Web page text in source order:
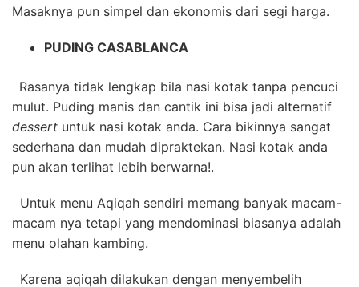
Masaknya pun simpel dan ekonomis dari segi harga.
PUDING CASABLANCA
Rasanya tidak lengkap bila nasi kotak tanpa pencuci
mulut. Puding manis dan cantik ini bisa jadi alternatif
dessert untuk nasi kotak anda. Cara bikinnya sangat
sederhana dan mudah dipraktekan. Nasi kotak anda
pun akan terlihat lebih berwarna!.
Untuk menu Aqiqah sendiri memang banyak macam-
macam nya tetapi yang mendominasi biasanya adalah
menu olahan kambing.
Karena aqiqah dilakukan dengan menyembelih